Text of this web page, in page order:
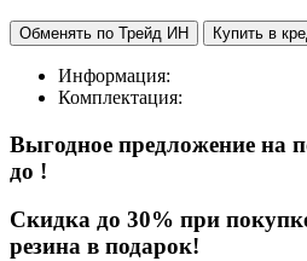
Обменять по Трейд ИН Купить в
Информация:
Комплектация:
Выгодное предложение на
до !
Cкидка до 30% при
резина в подарок!